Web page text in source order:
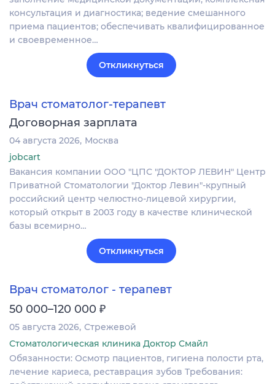
консультация и диагностика; ведение смешанного
приема пациентов; обеспечивать квалифицированное
и своевременное…
Откликнуться
Врач стоматолог-терапевт
Договорная зарплата
04 августа 2026 Москва
jobcart
Вакансия компании ООО "ЦПС "ДОКТОР ЛЕВИН" Центр
Приватной Стоматологии "Доктор Левин"-крупный
российский центр челюстно-лицевой хирургии,
который открыт в 2003 году в качестве клинической
базы всемирно…
Откликнуться
Врач стоматолог - терапевт
50 000–120 000 ₽
05 августа 2026 Стрежевой
Стоматологическая клиника Доктор Смайл
Обязанности: Осмотр пациентов, гигиена полости рта,
лечение кариеса, реставрация зубов Требования: